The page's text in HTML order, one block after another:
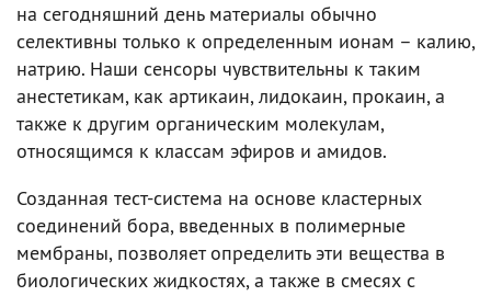
на сегодняшний день материалы обычно
селективны только к определенным ионам – калию,
натрию. Наши сенсоры чувствительны к таким
анестетикам, как артикаин, лидокаин, прокаин, а
также к другим органическим молекулам,
относящимся к классам эфиров и амидов.
Созданная тест-система на основе кластерных
соединений бора, введенных в полимерные
мембраны, позволяет определить эти вещества в
биологических жидкостях, а также в смесях с